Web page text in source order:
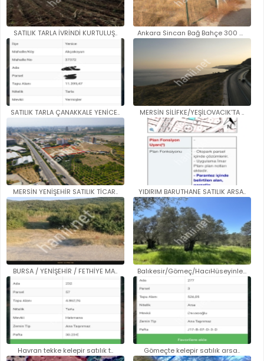
SATILIK TARLA İVRİNDİ KURTULUŞ.. Ankara Sincan Bağ Bahçe 300 me..
SATILIK TARLA ÇANAKKALE YENİCE.. MERSİN SİLİFKE/YEŞİLOVACIK'TA ..
MERSİN YENİŞEHİR SATILIK TİCAR.. YIDIRIM BARUTHANE SATILIK ARSA..
BURSA / YENİŞEHİR / FETHİYE MA.. Balıkesir/Gömeç/HacıHüseyinler..
Havran tekke kelepir satılık t.. Gömeçte kelepir satılık arsa..